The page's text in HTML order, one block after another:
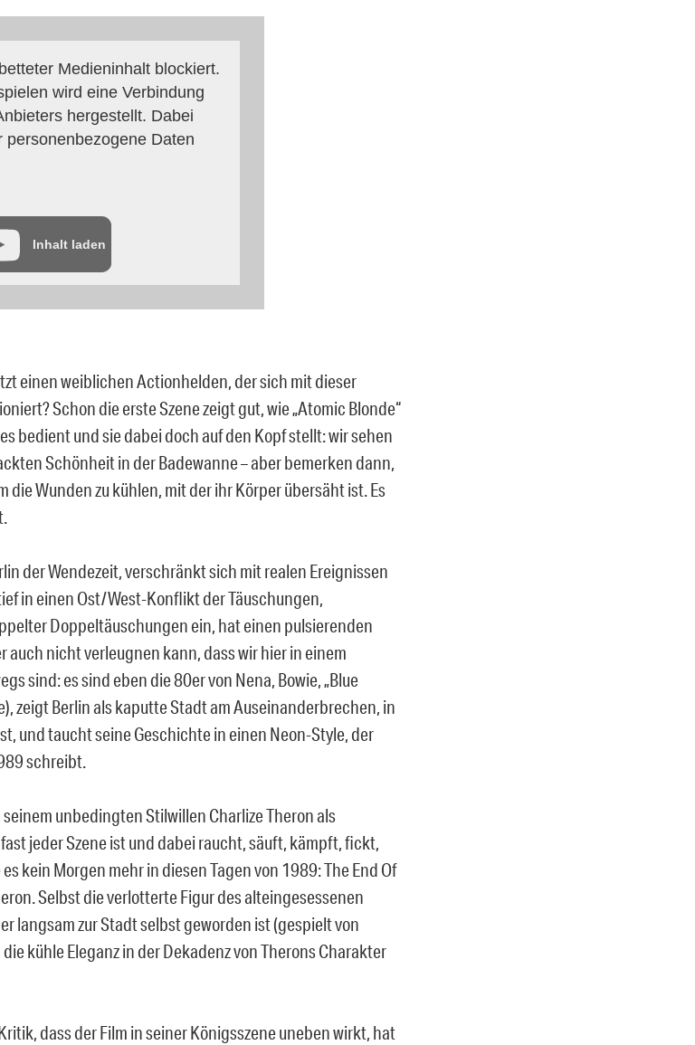
Medieninhalt blockiert.
wird eine Verbindung
hergestellt. Dabei
personenbezogene Daten
Inhalt laden
einen weiblichen Actionhelden, der sich mit dieser
Schon die erste Szene zeigt gut, wie „Atomic Blonde“
bedient und sie dabei doch auf den Kopf stellt: wir sehen
Schönheit in der Badewanne – aber bemerken dann,
die Wunden zu kühlen, mit der ihr Körper übersäht ist. Es
der Wendezeit, verschränkt sich mit realen Ereignissen
in einen Ost/West-Konflikt der Täuschungen,
Doppeltäuschungen ein, hat einen pulsierenden
nicht verleugnen kann, dass wir hier in einem
sind: es sind eben die 80er von Nena, Bowie, „Blue
zeigt Berlin als kaputte Stadt am Auseinanderbrechen, in
und taucht seine Geschichte in einen Neon-Style, der
schreibt.
seinem unbedingten Stilwillen Charlize Theron als
jeder Szene ist und dabei raucht, säuft, kämpft, fickt,
kein Morgen mehr in diesen Tagen von 1989: The End Of
Selbst die verlotterte Figur des alteingesessenen
langsam zur Stadt selbst geworden ist (gespielt von
kühle Eleganz in der Dekadenz von Therons Charakter
dass der Film in seiner Königsszene uneben wirkt, hat